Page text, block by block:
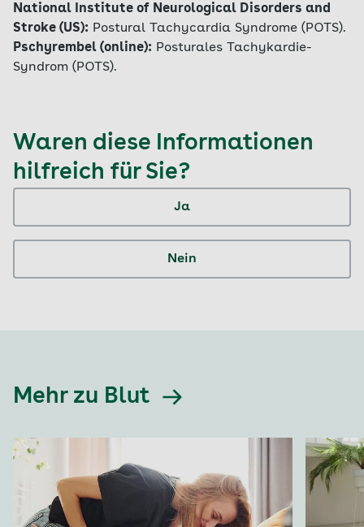
National Institute of Neurological Disorders and
Stroke (US): Postural Tachycardia Syndrome (POTS).
Pschyrembel (online): Posturales Tachykardie-
Syndrom (POTS).
Waren diese Informationen
hilfreich für Sie?
Ja
Nein
Mehr zu Blut